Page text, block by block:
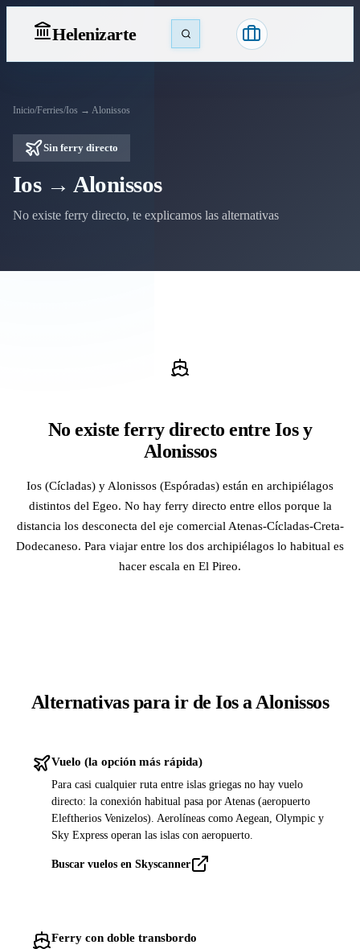
Helenizarte
Inicio/Ferries/Ios → Alonissos
Sin ferry directo
Ios → Alonissos
No existe ferry directo, te explicamos las alternativas
No existe ferry directo entre Ios y
Alonissos
Ios (Cícladas) y Alonissos (Espóradas) están en archipiélagos
distintos del Egeo. No hay ferry directo entre ellos porque la
distancia los desconecta del eje comercial Atenas-Cícladas-Creta-
Dodecaneso. Para viajar entre los dos archipiélagos lo habitual es
hacer escala en El Pireo.
Alternativas para ir de Ios a Alonissos
Vuelo (la opción más rápida)
Para casi cualquier ruta entre islas griegas no hay vuelo
directo: la conexión habitual pasa por Atenas (aeropuerto
Eleftherios Venizelos). Aerolíneas como Aegean, Olympic y
Sky Express operan las islas con aeropuerto.
Buscar vuelos en Skyscanner
Ferry con doble transbordo